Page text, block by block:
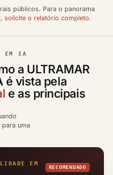
públicos. Para o panorama
solicite o relatório completo.
EM IA
a ULTRAMAR
é vista pela
e as principais
uma
EM
RECOMENDADO